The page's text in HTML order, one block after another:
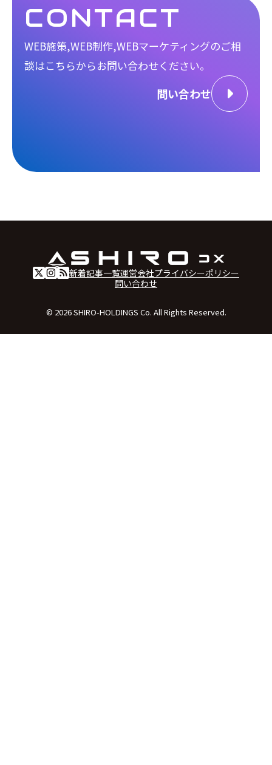
CONTACT
WEB施策,WEB制作,WEBマーケティングのご相
談はこちらからお問い合わせください。
問い合わせ
新着記事一覧運営会社プライバシーポリシー
問い合わせ
© 2026 SHIRO-HOLDINGS Co. All Rights Reserved.